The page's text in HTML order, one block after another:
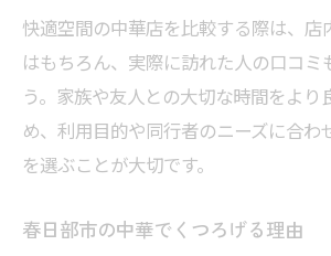
快適空間の中華店を比較する際は、店
はもちろん、実際に訪れた人の口コミ
う。家族や友人との大切な時間をより
め、利用目的や同行者のニーズに合わ
を選ぶことが大切です。
春日部市の中華でくつろげる理由